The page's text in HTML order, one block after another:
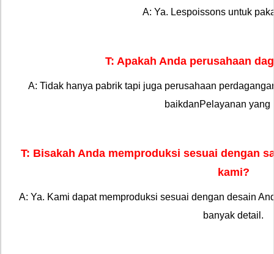
A: Ya. Lespoissons untuk
T: Apakah Anda perusahaan
A: Tidak hanya pabrik tapi juga perusahaan
baikdanPelayanan yang
T: Bisakah Anda memproduksi sesuai dengan
kami?
A: Ya. Kami dapat memproduksi sesuai dengan desain
banyak detail.